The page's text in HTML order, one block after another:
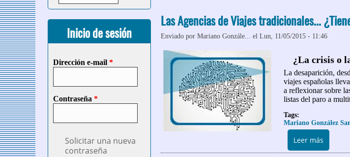
Las Agencias de Viajes tradicionales...
Enviado por Mariano Gonzále... el Lun, 11/05/2015 - 11:46
¿La crisis o
La desaparición,
viajes españolas
a reflexionar sobre
listas del paro a
Tags:
Mariano González
Leer más
Inicio de sesión
Dirección e-mail *
Contraseña *
Solicitar una nueva
contraseña